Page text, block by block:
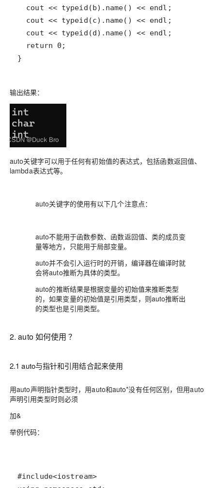
}
输出结果：
auto关键字可以用于任何有初始值的表达式，包括函数返回值、
lambda表达式等。
auto关键字的使用有以下几个注意点：
auto不能用于函数参数、函数返回值、类的成员变
量等地方，只能用于局部变量。
auto并不会引入运行时的开销，编译器在编译时就
会将auto推断为具体的类型。
auto的推断结果是根据变量的初始值来推断类型
的，如果变量的初始值是引用类型，则auto推断出
的类型也是引用类型。
2. auto 如何使用 ？
2.1 auto与指针和引用结合起来使用
用auto声明指针类型时，用auto和auto*没有任何区别，但用auto
声明引用类型时则必须
加&
举例代码：
#include<iostream>